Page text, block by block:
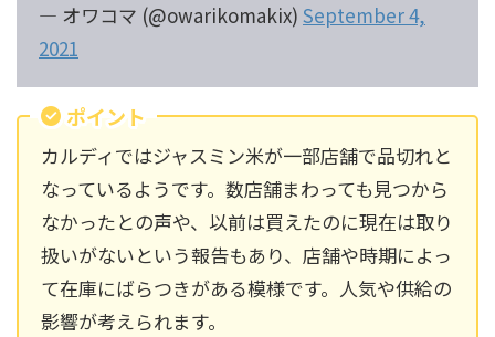
— オワコマ (@owarikomakix) September 4,
2021
ポイント
カルディではジャスミン米が一部店舗で品切れと
なっているようです。数店舗まわっても見つから
なかったとの声や、以前は買えたのに現在は取り
扱いがないという報告もあり、店舗や時期によっ
て在庫にばらつきがある模様です。人気や供給の
影響が考えられます。